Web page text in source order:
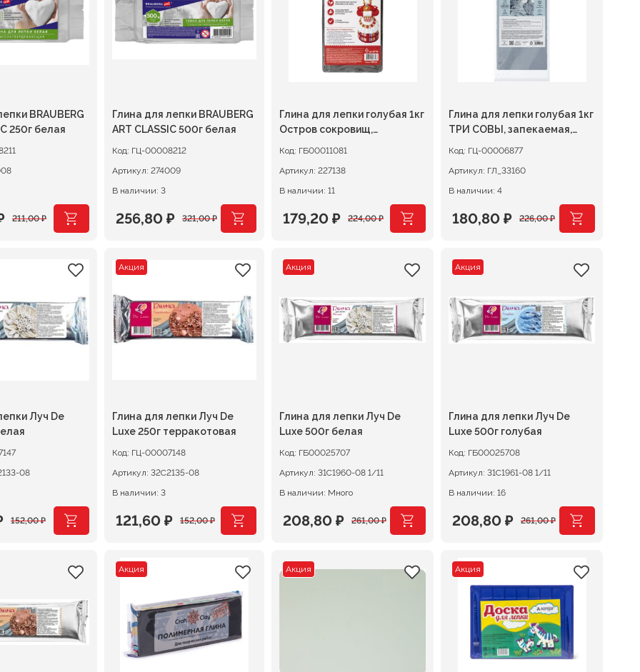
BRAUBERG
250г белая
211,00₽
Глина для лепки BRAUBERG
ART CLASSIC 500г белая
Код: ГЦ-00008212
Артикул: 274009
В наличии: 3
321,00₽
Первоначальная
составляла
321,00 ₽.
256,80 ₽
Текущая
256,80 ₽.
Глина для лепки голубая 1кг
Остров сокровищ,
Код: ГБ00011081
Артикул: 227138
В наличии: 11
224,00₽
Первоначальная
составляла
179,20 ₽
Текущая
179,20 ₽.
Глина для лепки голубая 1кг
ТРИ СОВЫ, запекаемая,
Код: ГЦ-00006877
Артикул: ГЛ_33160
В наличии: 4
226,00₽
Первоначальная
составляла
180,80 ₽
Текущая
180,80 ₽.
Луч De
08
152,00₽
Акция
Глина для лепки Луч De
Luxe 250г терракотовая
Код: ГЦ-00007148
Артикул: 32С2135-08
В наличии: 3
152,00₽
Первоначальная
составляла
121,60 ₽
Текущая
121,60 ₽.
Акция
Глина для лепки Луч De
Luxe 500г белая
Код: ГБ00025707
Артикул:
31С1960-08 1/11
В наличии: Много
261,00₽
Первоначальная
составляла
208,80 ₽
Текущая
208,80 ₽.
Акция
Глина для лепки Луч De
Luxe 500г голубая
Код: ГБ00025708
Артикул:
31С1961-08 1/11
В наличии: 16
261,00₽
Первоначальная
составляла
261,00 ₽.
208,80 ₽
Текущая
208,80 ₽.
Акция Акция Акция